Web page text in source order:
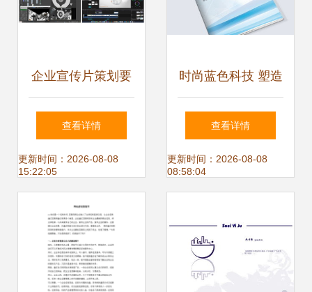
企业宣传片策划要
注意的要点——山
东济南上山传媒企
业形象策划
查看详情
更新时间：2026-08-08
15:22:05
时尚蓝色科技 塑造
大气企业形象的画
册封面设计思路
查看详情
更新时间：2026-08-08
08:58:04